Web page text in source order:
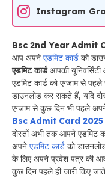
Instagram
Bsc 2nd Year Admit
आप अपने एडमिट कार्ड को
एडमिट कार्डआपकी
एडमिट कार्ड को एग्जाम से
डाउनलोड कर सकते हैं, यदि
एग्जाम से कुछ दिन भी पहले
Bsc Admit Card 2025
दोस्तों अभी तक आपने एडमिट
अपने एडमिट कार्ड को
के लिए अपने प्रवेश पत्र की
कुछ दिन पहले ही जारी किए